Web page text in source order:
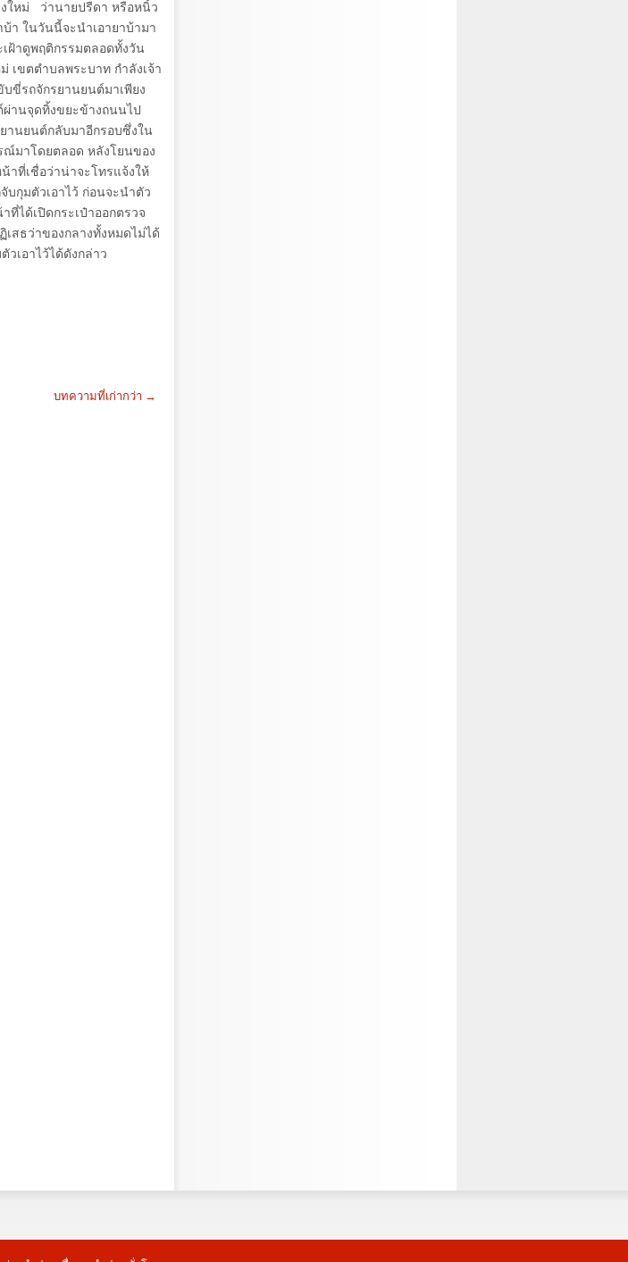
งใหม่ ว่านายปรีดา หรือหนิ้ว
า ในวันนี้จะนำเอายาบ้ามา
ฝ้าดูพฤติกรรมตลอดทั้งวัน
เขตตำบลพระบาท กำลังเจ้า
ขี่รถจักรยานยนต์มาเพียง
ผ่านจุดทิ้งขยะข้างถนนไป
านยนต์กลับมาอีกรอบซึ่งใน
ณ์มาโดยตลอด หลังโยนของ
าที่เชื่อว่าน่าจะโทรแจ้งให้
บกุมตัวเอาไว้ ก่อนจะนำตัว
ที่ได้เปิดกระเป๋าออกตรวจ
สธว่าของกลางทั้งหมดไม่ได้
เอาไว้ได้ดังกล่าว
บทความที่เก่ากว่า →